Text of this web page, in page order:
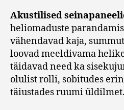
Akustilised
heliomaduste
vähendavad kaja,
loovad meeldivama
täidavad need ka
olulist rolli, sobitudes
täiustades ruumi üldilmet.